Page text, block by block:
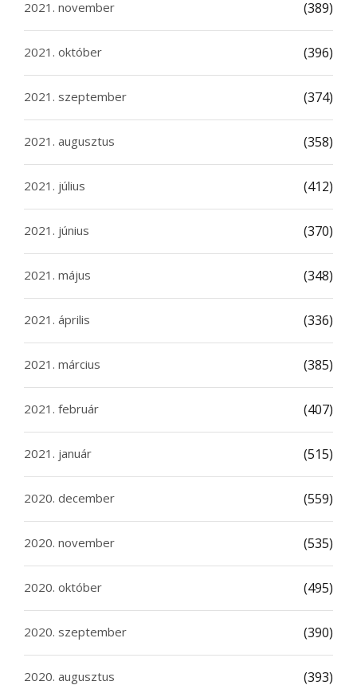
2021. november (389)
2021. október (396)
2021. szeptember (374)
2021. augusztus (358)
2021. július (412)
2021. június (370)
2021. május (348)
2021. április (336)
2021. március (385)
2021. február (407)
2021. január (515)
2020. december (559)
2020. november (535)
2020. október (495)
2020. szeptember (390)
2020. augusztus (393)